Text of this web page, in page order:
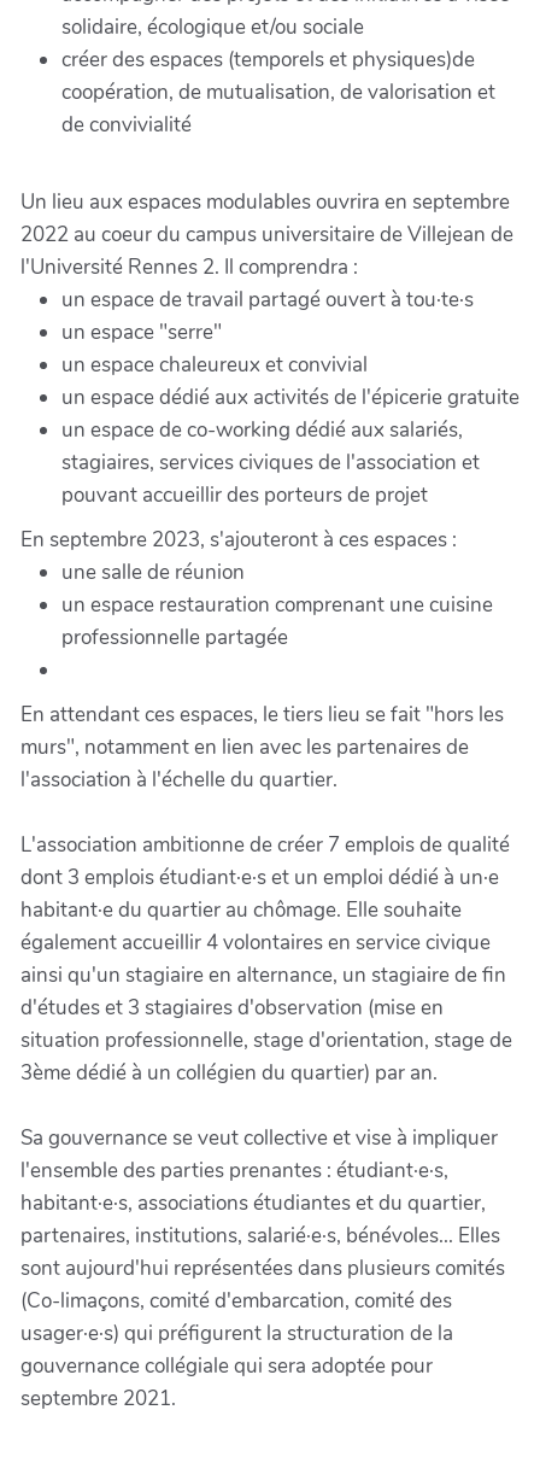
solidaire, écologique et/ou sociale
créer des espaces (temporels et physiques)de
coopération, de mutualisation, de valorisation et
de convivialité
Un lieu aux espaces modulables ouvrira en septembre
2022 au coeur du campus universitaire de Villejean de
l'Université Rennes 2. Il comprendra :
un espace de travail partagé ouvert à tou·te·s
un espace "serre"
un espace chaleureux et convivial
un espace dédié aux activités de l'épicerie gratuite
un espace de co-working dédié aux salariés,
stagiaires, services civiques de l'association et
pouvant accueillir des porteurs de projet
En septembre 2023, s'ajouteront à ces espaces :
une salle de réunion
un espace restauration comprenant une cuisine
professionnelle partagée
En attendant ces espaces, le tiers lieu se fait "hors les
murs", notamment en lien avec les partenaires de
l'association à l'échelle du quartier.
L'association ambitionne de créer 7 emplois de qualité
dont 3 emplois étudiant·e·s et un emploi dédié à un·e
habitant·e du quartier au chômage. Elle souhaite
également accueillir 4 volontaires en service civique
ainsi qu'un stagiaire en alternance, un stagiaire de fin
d'études et 3 stagiaires d'observation (mise en
situation professionnelle, stage d'orientation, stage de
3ème dédié à un collégien du quartier) par an.
Sa gouvernance se veut collective et vise à impliquer
l'ensemble des parties prenantes : étudiant·e·s,
habitant·e·s, associations étudiantes et du quartier,
partenaires, institutions, salarié·e·s, bénévoles... Elles
sont aujourd'hui représentées dans plusieurs comités
(Co-limaçons, comité d'embarcation, comité des
usager·e·s) qui préfigurent la structuration de la
gouvernance collégiale qui sera adoptée pour
septembre 2021.